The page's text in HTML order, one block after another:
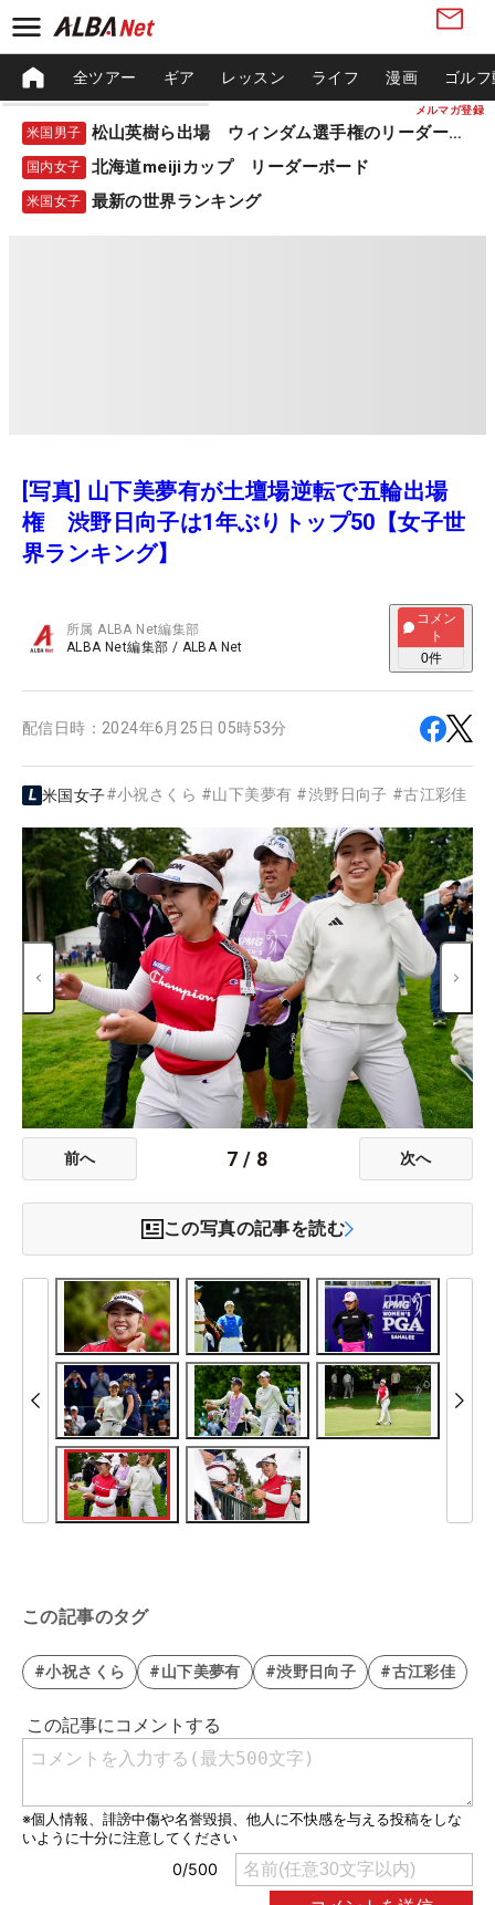
メルマガ登録
全ツアー ギア レッスン ライフ 漫画 ゴル
米国男子 松山英樹ら出場 ウィンダム選手権のリーダーボード
国内女子 北海道meijiカップ リーダーボード
米国女子 最新の世界ランキング
[写真] 山下美夢有が土壇場逆転で五輪出場
権 渋野日向子は1年ぶりトップ50【女子世
界ランキング】
所属ALBA Net編集部
ALBA Net編集部 / ALBA Net
コメン
ト
0件
配信日時： 2024年6月25日 05時53分
米国女子#小祝さくら #山下美夢有 #渋野日向子 #古江彩佳
前へ 7 / 8 次へ
この写真の記事を読む
この記事のタグ
#小祝さくら #山下美夢有 #渋野日向子 #古江彩佳